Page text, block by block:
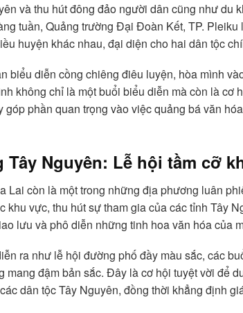
và thu hút đông đảo người dân cũng như du
tuần, Quảng trường Đại Đoàn Kết, TP.
huyện khác nhau, đại diện cho hai dân tộc
biểu diễn cồng chiêng điêu luyện, hòa mình
không chỉ là một buổi biểu diễn mà còn là
phần quan trọng vào việc quảng bá văn
Tây Nguyên: Lễ hội tầm cỡ
Lai còn là một trong những địa phương luân
vực, thu hút sự tham gia của các tỉnh Tây
lưu và phô diễn những tinh hoa văn hóa của
ra như lễ hội đường phố đầy màu sắc, các
đậm bản sắc. Đây là cơ hội tuyệt vời để
dân tộc Tây Nguyên, đồng thời khẳng định